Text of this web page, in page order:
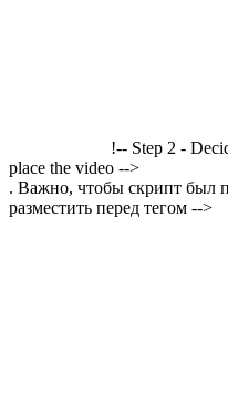
!-- Step 2 -
place the video -->
. Важно, чтобы скрипт был
разместить перед тегом -->